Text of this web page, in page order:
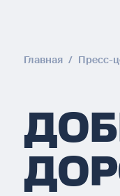
Главная / Пресс-